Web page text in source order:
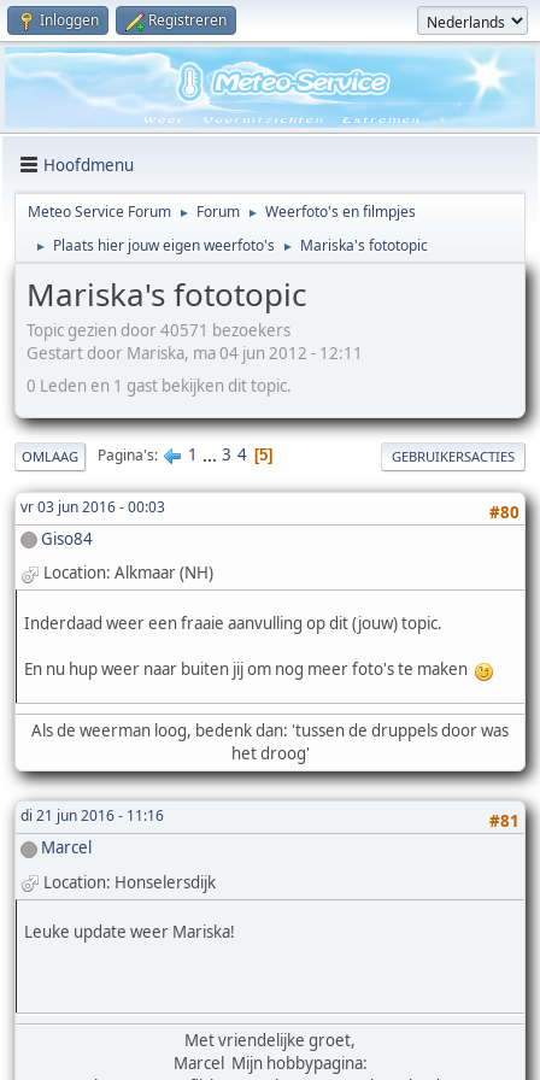
Inloggen Registreren
Hoofdmenu
Meteo Service Forum ► Forum ► Weerfoto's en filmpjes
► Plaats hier jouw eigen weerfoto's ► Mariska's fototopic
Mariska's fototopic
Topic gezien door 40571 bezoekers
Gestart door Mariska, ma 04 jun 2012 - 12:11
0 Leden en 1 gast bekijken dit topic.
OMLAAG Pagina's 1 ... 3 4 5 GEBRUIKERSACTIES
vr 03 jun 2016 - 00:03
#80
Giso84
Location: Alkmaar (NH)
Inderdaad weer een fraaie aanvulling op dit (jouw) topic.
En nu hup weer naar buiten jij om nog meer foto's te maken
Als de weerman loog, bedenk dan: 'tussen de druppels door was
het droog'
di 21 jun 2016 - 11:16
#81
Marcel
Location: Honselersdijk
Leuke update weer Mariska!
Met vriendelijke groet,
Marcel Mijn hobbypagina: